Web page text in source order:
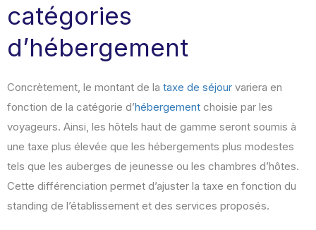
catégories
d’hébergement
Concrètement, le montant de la taxe de séjour variera en
fonction de la catégorie d’hébergement choisie par les
voyageurs. Ainsi, les hôtels haut de gamme seront soumis à
une taxe plus élevée que les hébergements plus modestes
tels que les auberges de jeunesse ou les chambres d’hôtes.
Cette différenciation permet d’ajuster la taxe en fonction du
standing de l’établissement et des services proposés.